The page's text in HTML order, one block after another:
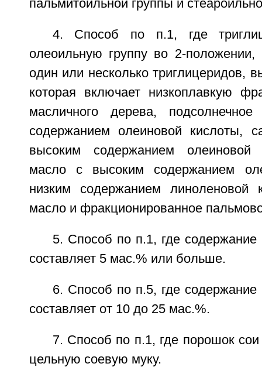
пальмитоильной группы и
4. Способ по п.1, где
олеоильную группу во 2-положении,
один или несколько триглицеридов,
которая включает низкоплавкую
масличного дерева,
содержанием олеиновой кислоты,
высоким содержанием олеиновой
масло с высоким содержанием
низким содержанием линоленовой
масло и фракционированное
5. Способ по п.1, где
составляет 5 мас.% или больше.
6. Способ по п.5, где
составляет от 10 до 25 мас.%.
7. Способ по п.1, где порошок сои
цельную соевую муку.